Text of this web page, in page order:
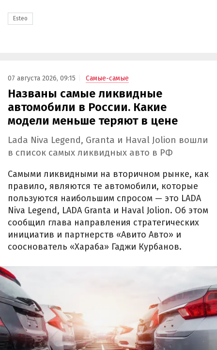
Esteo
07 августа 2026, 09:15 Самые-самые
Названы самые ликвидные
автомобили в России. Какие
модели меньше теряют в цене
Lada Niva Legend, Granta и Haval Jolion вошли
в список самых ликвидных авто в РФ
Самыми ликвидными на вторичном рынке, как
правило, являются те автомобили, которые
пользуются наибольшим спросом — это LADA
Niva Legend, LADA Granta и Haval Jolion. Об этом
сообщил глава направления стратегических
инициатив и партнерств «Авито Авто» и
сооснователь «Хараба» Гаджи Курбанов.